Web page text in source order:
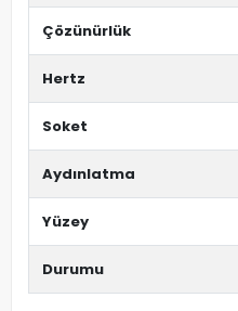
Çözünürlük
Hertz
Soket
Aydınlatma
Yüzey
Durumu